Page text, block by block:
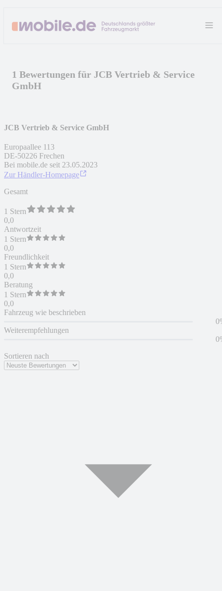
1 Bewertungen für JCB Vertrieb & Service
GmbH
Sortieren nach
JCB Vertrieb & Service GmbH
Europaallee 113
DE-50226 Frechen
Bei mobile.de seit 23.05.2023
Zur Händler-Homepage
Gesamt
1 Stern
0,0
Antwortzeit
1 Stern
0,0
Freundlichkeit
1 Stern
0,0
Beratung
1 Stern
0,0
Fahrzeug wie beschrieben
Weiterempfehlungen